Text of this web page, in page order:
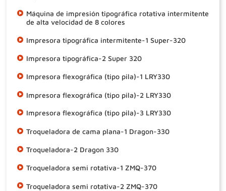
Máquina de impresión tipográfica rotativa intermitente
de alta velocidad de 8 colores
Impresora tipográfica intermitente-1 Super-320
Impresora tipográfica-2 Super 320
Impresora flexográfica (tipo pila)-1 LRY330
Impresora flexográfica (tipo pila)-2 LRY330
Impresora flexográfica (tipo pila)-3 LRY330
Troqueladora de cama plana-1 Dragon-330
Troqueladora-2 Dragon 330
Troqueladora semi rotativa-1 ZMQ-370
Troqueladora semi rotativa-2 ZMQ-370